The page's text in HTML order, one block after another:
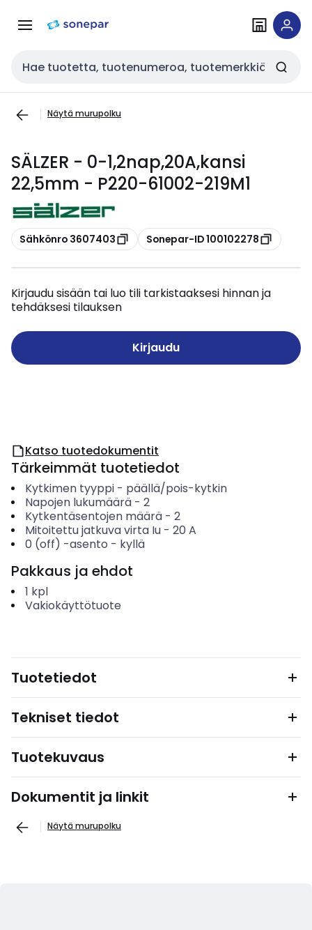
navigointiinsisältöön
Haku
Näytä murupolku
SÄLZER - 0-1,2nap,20A,kansi
22,5mm - P220-61002-219M1
Kopioi
Sähkönro 3607403 Kopioi
Sonepar-ID 100102278
Kirjaudu sisään tai luo tili tarkistaaksesi hinnan ja
tehdäksesi tilauksen
Kirjaudu
Katso tuotedokumentit
Tärkeimmät tuotetiedot
Kytkimen tyyppi- päällä/pois-kytkin
Napojen lukumäärä- 2
Kytkentäsentojen määrä- 2
Mitoitettu jatkuva virta Iu- 20 A
0 (off) -asento - kyllä
Pakkaus ja ehdot
1 kpl
Vakiokäyttötuote
Tuotetiedot
Tekniset tiedot
Tuotekuvaus
Dokumentit ja linkit
Näytä murupolku